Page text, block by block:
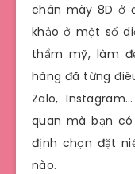
chân mày 8D ở
khảo ở một số
thẩm mỹ, làm
hàng đã từng
Zalo,
quan mà bạn
định chọn đặt
nào.